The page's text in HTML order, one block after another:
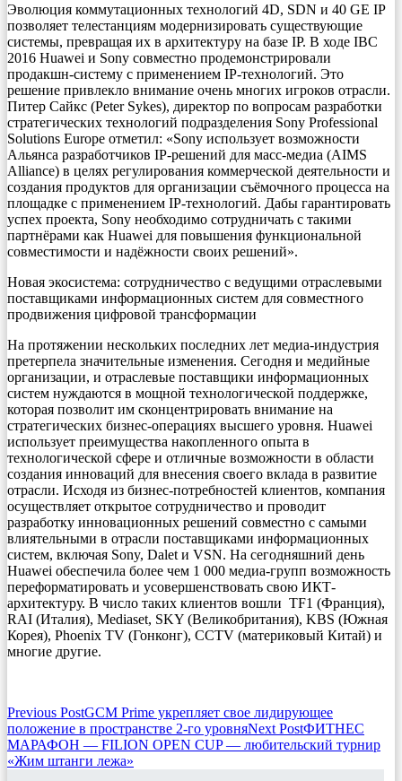
Эволюция коммутационных технологий 4D, SDN и 40 GE IP
позволяет телестанциям модернизировать существующие
системы, превращая их в архитектуру на базе IP. В ходе IBC
2016 Huawei и Sony совместно продемонстрировали
продакшн-систему с применением IP-технологий. Это
решение привлекло внимание очень многих игроков отрасли.
Питер Сайкс (Peter Sykes), директор по вопросам разработки
стратегических технологий подразделения Sony Professional
Solutions Europe отметил: «Sony использует возможности
Альянса разработчиков IP-решений для масс-медиа (AIMS
Alliance) в целях регулирования коммерческой деятельности и
создания продуктов для организации съёмочного процесса на
площадке с применением IP-технологий. Дабы гарантировать
успех проекта, Sony необходимо сотрудничать с такими
партнёрами как Huawei для повышения функциональной
совместимости и надёжности своих решений».
Новая экосистема: сотрудничество с ведущими отраслевыми
поставщиками информационных систем для совместного
продвижения цифровой трансформации
На протяжении нескольких последних лет медиа-индустрия
претерпела значительные изменения. Сегодня и медийные
организации, и отраслевые поставщики информационных
систем нуждаются в мощной технологической поддержке,
которая позволит им сконцентрировать внимание на
стратегических бизнес-операциях высшего уровня. Huawei
использует преимущества накопленного опыта в
технологической сфере и отличные возможности в области
создания инноваций для внесения своего вклада в развитие
отрасли. Исходя из бизнес-потребностей клиентов, компания
осуществляет открытое сотрудничество и проводит
разработку инновационных решений совместно с самыми
влиятельными в отрасли поставщиками информационных
систем, включая Sony, Dalet и VSN. На сегодняшний день
Huawei обеспечила более чем 1 000 медиа-групп возможность
переформатировать и усовершенствовать свою ИКТ-
архитектуру. В число таких клиентов вошли TF1 (Франция),
RAI (Италия), Mediaset, SKY (Великобритания), KBS (Южная
Корея), Phoenix TV (Гонконг), CCTV (материковый Китай) и
многие другие.
Post
navigation
Previous PostGCM Prime укрепляет свое лидирующее
положение в пространстве 2-го уровняNext PostФИТНЕС
МАРАФОН — FILION OPEN CUP — любительский турнир
«Жим штанги лежа»